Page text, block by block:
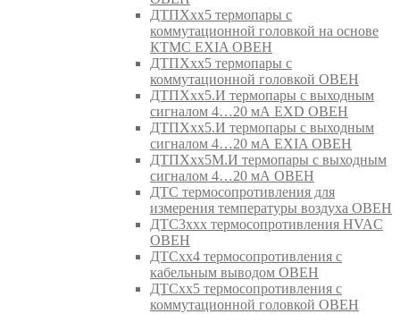
ДТПХхх5 термопары с
коммутационной головкой на основе
КТМС EXIA ОВЕН
ДТПХхх5 термопары с
коммутационной головкой ОВЕН
ДТПХхх5.И термопары с выходным
сигналом 4…20 мА EXD ОВЕН
ДТПХхх5.И термопары с выходным
сигналом 4…20 мА EXIA ОВЕН
ДТПХхх5М.И термопары с выходным
сигналом 4…20 мА ОВЕН
ДТС термосопротивления для
измерения температуры воздуха ОВЕН
ДТС3ххх термосопротивления HVAC
ОВЕН
ДТСхх4 термосопротивления с
кабельным выводом ОВЕН
ДТСхх5 термосопротивления с
коммутационной головкой ОВЕН